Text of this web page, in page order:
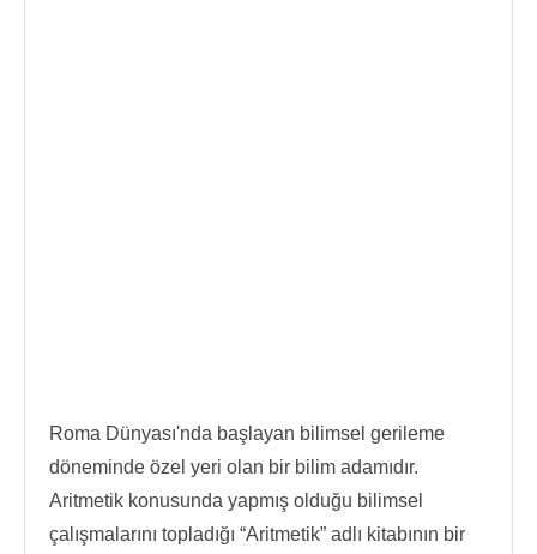
Roma Dünyası'nda başlayan bilimsel gerileme
döneminde özel yeri olan bir bilim adamıdır.
Aritmetik konusunda yapmış olduğu bilimsel
çalışmalarını topladığı “Aritmetik” adlı kitabının bir